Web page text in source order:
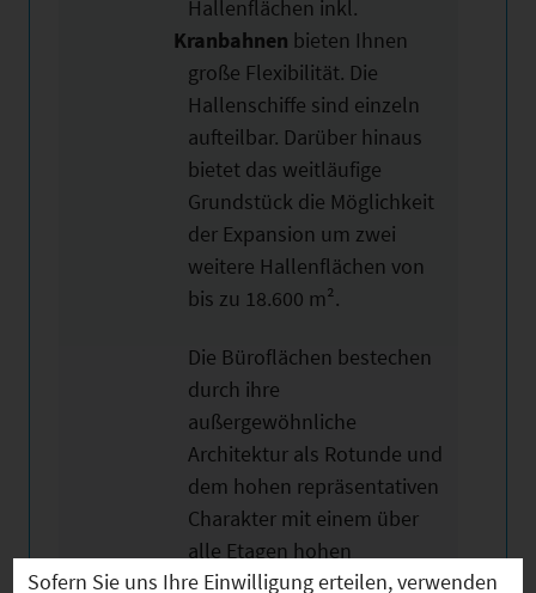
Hallenflächen inkl.
Kranbahnen bieten Ihnen
große Flexibilität. Die
Hallenschiffe sind einzeln
aufteilbar. Darüber hinaus
bietet das weitläufige
Grundstück die Möglichkeit
der Expansion um zwei
weitere Hallenflächen von
bis zu 18.600 m².
Die Büroflächen bestechen
durch ihre
außergewöhnliche
Architektur als Rotunde und
dem hohen repräsentativen
Charakter mit einem über
alle Etagen hohen
Empfangsbereich im
Sofern Sie uns Ihre Einwilligung erteilen, verwenden